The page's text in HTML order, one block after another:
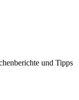
und Tipps